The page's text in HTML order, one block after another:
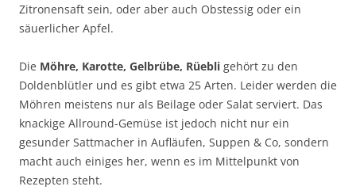
Zitronensaft sein, oder aber auch Obstessig oder ein
säuerlicher Apfel.
Die Möhre, Karotte, Gelbrübe, Rüebli gehört zu den
Doldenblütler und es gibt etwa 25 Arten. Leider werden die
Möhren meistens nur als Beilage oder Salat serviert. Das
knackige Allround-Gemüse ist jedoch nicht nur ein
gesunder Sattmacher in Aufläufen, Suppen & Co, sondern
macht auch einiges her, wenn es im Mittelpunkt von
Rezepten steht.